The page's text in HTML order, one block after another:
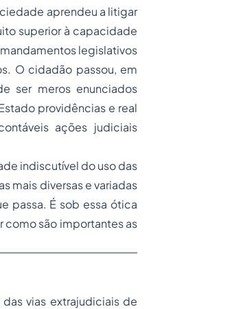
aprendeu a litigar
superior à capacidade
legislativos
O cidadão passou, em
ser meros enunciados
providências e real
ações judiciais
indiscutível do uso das
mais diversas e variadas
passa. É sob essa ótica
como são importantes as
vias extrajudiciais de